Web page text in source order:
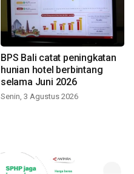
BPS Bali catat peningkatan
hunian hotel berbintang
selama Juni 2026
Senin, 3 Agustus 2026